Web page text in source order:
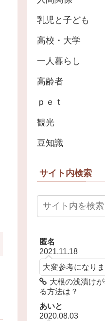
乳児と子ども
高校・大学
一人暮らし
高齢者
ｐｅｔ
観光
豆知識
サイト内検索
匿名
2021.11.18
大変参考になりま
大根の浅漬け
る方法は？
あいと
2020.08.03